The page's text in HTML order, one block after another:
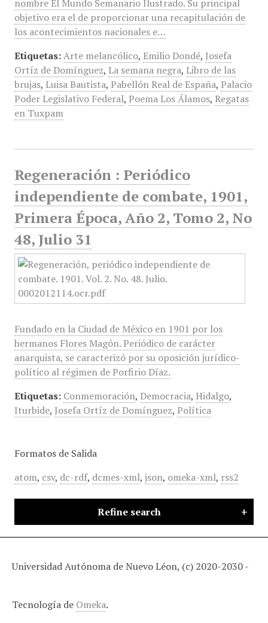
nombre El Mundo Semanario Ilustrado. Su principal
objetivo era el de proporcionar una recapitulación de
los acontecimientos nacionales e…
Etiquetas: Arte melancólico, Emilio Dondé, Josefa
Ortíz de Domínguez, La semana negra, Libro de las
brujas, Luisa Bautista, Pabellón Real de España, Palacio
Poder Legislativo Federal, Poema Los Álamos, Regatas
en Tuxpam
Regeneración : Periódico
independiente de combate, 1901,
Primera Época, Año 2, Tomo 2, No
48, Julio 31
Fundado en la Ciudad de México en 1901 por los
hermanos Flores Magón. Periódico de carácter
anarquista, se caracterizó por su oposición jurídico-
político al régimen de Porfirio Díaz.
Etiquetas: Conmemoración, Democracia, Hidalgo,
Iturbide, Josefa Ortíz de Domínguez, Política
Formatos de Salida
atom, csv, dc-rdf, dcmes-xml, json, omeka-xml, rss2
Refine search
Universidad Autónoma de Nuevo Léon, (c) 2020-2030 -
Tecnología de Omeka.